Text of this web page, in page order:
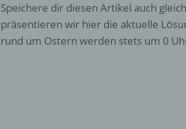
Speichere dir diesen Artikel auch
präsentieren wir hier die aktuelle
rund um Ostern werden stets um 0